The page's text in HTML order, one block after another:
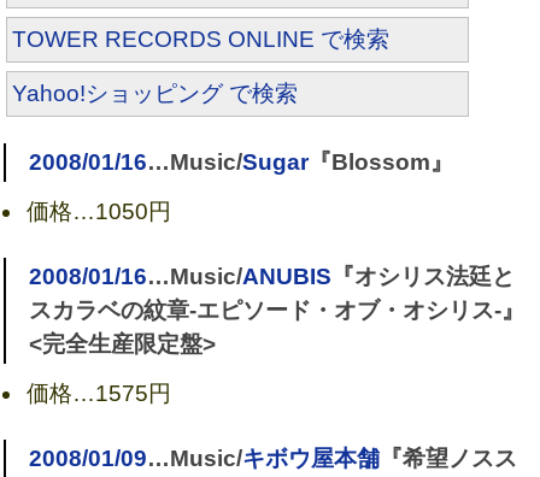
TOWER RECORDS ONLINE で検索
Yahoo!ショッピング で検索
2008/01/16…Music/Sugar『Blossom』
価格…1050円
2008/01/16…Music/ANUBIS 『オシリス法廷と
スカラベの紋章-エピソード・オブ・オシリス-』
<完全生産限定盤>
価格…1575円
2008/01/09…Music/キボウ屋本舗『希望ノスス